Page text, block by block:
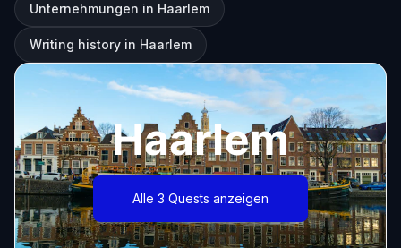
Unternehmungen in Haarlem
Writing history in Haarlem
Haarlem
Alle 3 Quests anzeigen